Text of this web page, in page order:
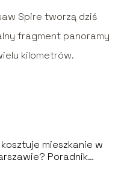
Spire tworzą dziś
fragment panoramy
kilometrów.
kosztuje mieszkanie w
Poradnik